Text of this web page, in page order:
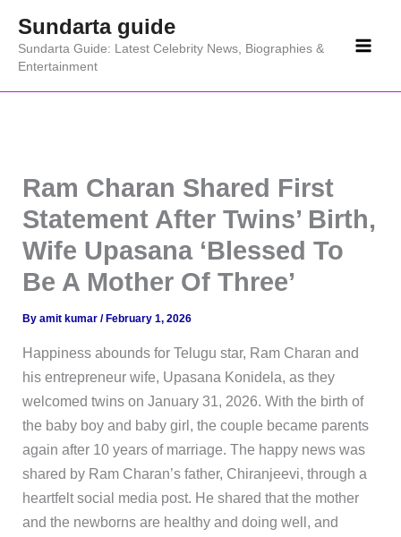
content
Sundarta guide
Sundarta Guide: Latest Celebrity News, Biographies &
Entertainment
Ram Charan Shared First
Statement After Twins’ Birth,
Wife Upasana ‘Blessed To
Be A Mother Of Three’
Byamit kumar/ February 1, 2026
Happiness abounds for Telugu star, Ram Charan and
his entrepreneur wife, Upasana Konidela, as they
welcomed twins on January 31, 2026. With the birth of
the baby boy and baby girl, the couple became parents
again after 10 years of marriage. The happy news was
shared by Ram Charan’s father, Chiranjeevi, through a
heartfelt social media post. He shared that the mother
and the newborns are healthy and doing well, and